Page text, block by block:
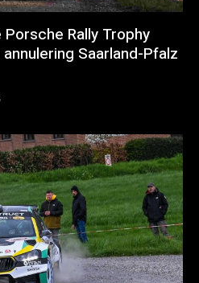
Rally Trophy
Saarland-Pfalz